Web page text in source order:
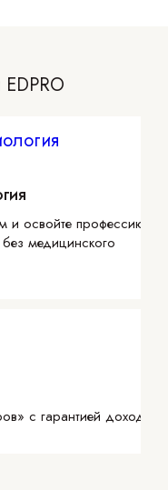
освойте профессию с
медицинского
с гарантией дохода